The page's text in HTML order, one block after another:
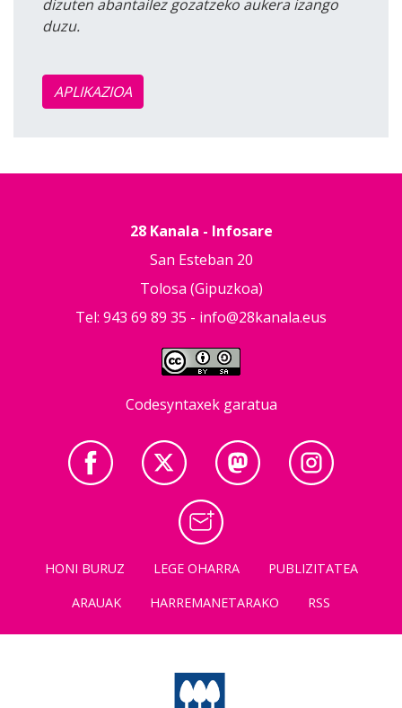
dizuten abantailez gozatzeko aukera izango
duzu.
APLIKAZIOA
28 Kanala - Infosare
San Esteban 20
Tolosa (Gipuzkoa)
Tel: 943 69 89 35 - info@28kanala.eus
Codesyntaxek garatua
HONI BURUZ LEGE OHARRA
PUBLIZITATEA
ARAUAK
HARREMANETARAKO RSS